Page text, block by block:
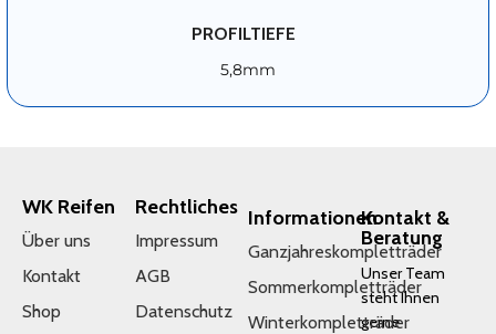
PROFILTIEFE
5,8mm
WK Reifen
Über uns
Kontakt
Shop
Rechtliches
Impressum
AGB
Datenschutz
Informationen
Ganzjahreskompletträder
Sommerkompletträder
Winterkompletträder
Kontakt &
Beratung
Unser Team
steht Ihnen
gerne